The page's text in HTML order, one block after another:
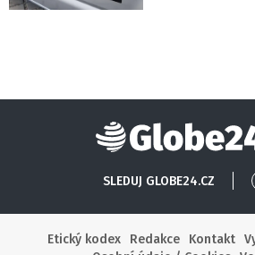
SLEDUJ GLOBE24.CZ
Etický kodex
Redakce Kontakt